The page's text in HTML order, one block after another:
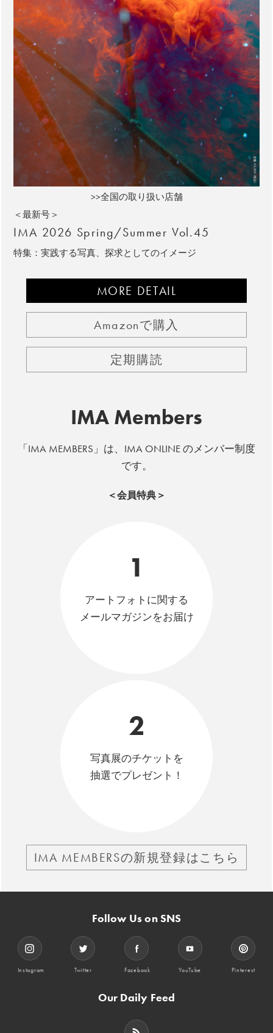
>>全国の取り扱い店舗
＜最新号＞
IMA 2026 Spring/Summer Vol.45
特集：実践する写真、探求としてのイメージ
MORE DETAIL
Amazonで購入
定期購読
IMA Members
「IMA MEMBERS」は、IMA ONLINE のメンバー制度
です。
＜会員特典＞
1
アートフォトに関する
メールマガジンをお届け
2
写真展のチケットを
抽選でプレゼント！
IMA MEMBERSの新規登録はこちら
Follow Us on SNS
Instagram Twitter Facebook YouTube Pinterest
Our Daily Feed